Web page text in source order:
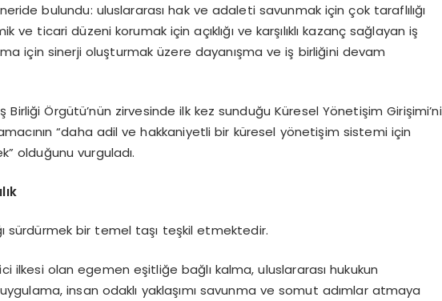
bulundu: uluslararası hak ve adaleti savunmak için çok taraflılığı
ve ticari düzeni korumak için açıklığı ve karşılıklı kazanç sağlayan iş
için sinerji oluşturmak üzere dayanışma ve iş birliğini devam
Örgütü’nün zirvesinde ilk kez sunduğu Küresel Yönetişim Girişimi’ni
“daha adil ve hakkaniyetli bir küresel yönetişim sistemi için
olduğunu vurguladı.
sürdürmek bir temel taşı teşkil etmektedir.
ilkesi olan egemen eşitliğe bağlı kalma, uluslararası hukukun
insan odaklı yaklaşımı savunma ve somut adımlar atmaya